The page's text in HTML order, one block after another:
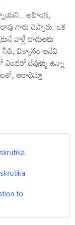
అహింస,
గారు చెప్పారు. ఒక
వాళ్లే దాడులకు
విశ్వాసం అనేవి
దేవుళ్ళు ఉన్నా
ఆరాధిస్తూ
to